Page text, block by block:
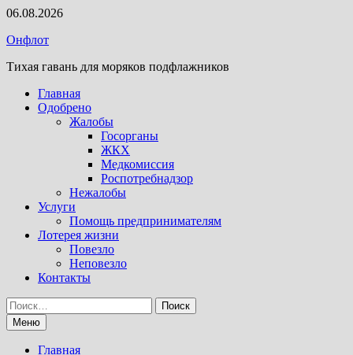
Перейти
содержимому
06.08.2026
Онфлот
Тихая гавань для моряков подфлажников
Главная
Одобрено
Жалобы
Госорганы
ЖКХ
Медкомиссия
Роспотребнадзор
Нежалобы
Услуги
Помощь предпринимателям
Лотерея жизни
Повезло
Неповезло
Контакты
Найти:
Меню
Главная